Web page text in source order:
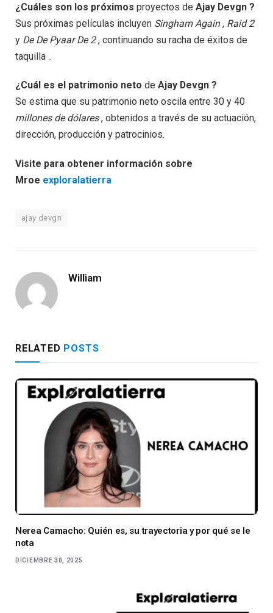
¿Cuáles son los próximos proyectos de Ajay Devgn ?
Sus próximas películas incluyen Singham Again, Raid 2
y De De Pyaar De 2, continuando su racha de éxitos de
taquilla ..
¿Cuál es el patrimonio neto de Ajay Devgn ?
Se estima que su patrimonio neto oscila entre 30 y 40
millones de dólares, obtenidos a través de su actuación,
dirección, producción y patrocinios.
Visite para obtener información sobre
Mroe exploralatierra
ajay devgn
William
RELATED POSTS
Nerea Camacho: Quién es, su trayectoria y por qué se le
nota
DICIEMBRE 30, 2025